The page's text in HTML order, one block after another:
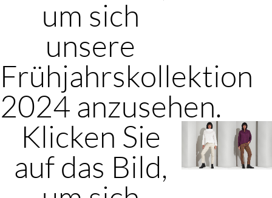
um sich
unsere
Frühjahrskollektion
2024 anzusehen.
Klicken Sie
auf das Bild,